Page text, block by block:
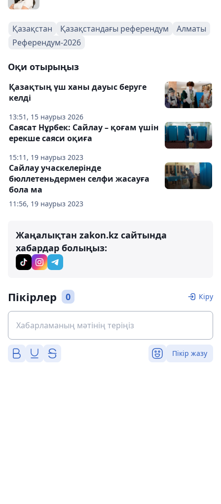
Қазақстан Қазақстандағы референдум
Алматы
Референдум-2026
Оқи отырыңыз
13:51, 15 наурыз 2026
Қазақтың үш ханы дауыс беруге
келді
15:11, 19 наурыз 2023
Саясат Нұрбек: Сайлау – қоғам үшін
ерекше саяси оқиға
11:56, 19 наурыз 2023
Сайлау учаскелерінде
бюллетеньдермен селфи жасауға
бола ма
Жаңалықтан zakon.kz сайтында
хабардар болыңыз:
Пікірлер 0 Кіру
Пікір жазу